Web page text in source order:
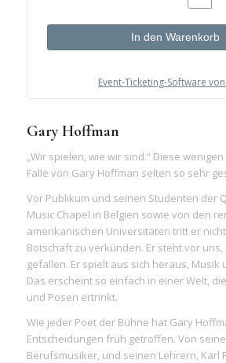
In den Warenkorb
Event-Ticketing-Software
Gary Hoffman
„Wir spielen, wie wir sind.“ Diese
Falle von Gary Hoffman selten so sehr
Vor Publikum und seinen Studenten der
Music Chapel in Belgien sowie von den
amerikanischen Universitäten tritt er
Botschaft zu verkünden. Er steht vor uns,
gefallen. Er spielt aus sich heraus, Musik
Das erscheint so einfach in einer Welt,
und Posen ertrinkt.
Wie jeder Poet der Bühne hat Gary
Entscheidungen früh getroffen. Von
Berufsmusiker, und seinen Lehrern, Karl